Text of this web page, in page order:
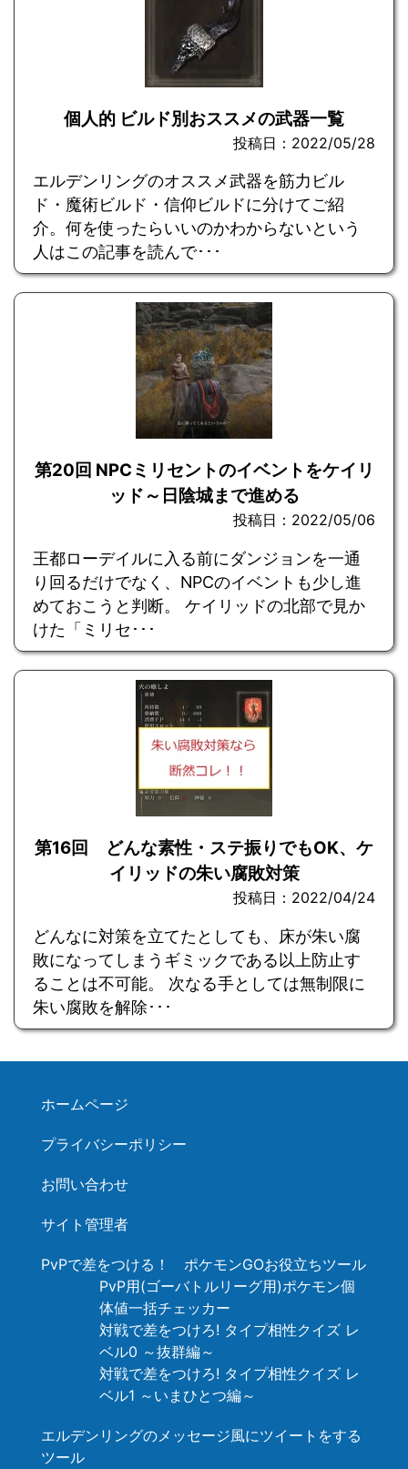
個人的 ビルド別おススメの武器一覧
投稿日：2022/05/28
エルデンリングのオススメ武器を筋力ビル
ド・魔術ビルド・信仰ビルドに分けてご紹
介。何を使ったらいいのかわからないという
人はこの記事を読んで･･･
第20回 NPCミリセントのイベントをケイリ
ッド～日陰城まで進める
投稿日：2022/05/06
王都ローデイルに入る前にダンジョンを一通
り回るだけでなく、NPCのイベントも少し進
めておこうと判断。 ケイリッドの北部で見か
けた「ミリセ･･･
第16回 どんな素性・ステ振りでもOK、ケ
イリッドの朱い腐敗対策
投稿日：2022/04/24
どんなに対策を立てたとしても、床が朱い腐
敗になってしまうギミックである以上防止す
ることは不可能。 次なる手としては無制限に
朱い腐敗を解除･･･
ホームページ
プライバシーポリシー
お問い合わせ
サイト管理者
PvPで差をつける！ ポケモンGOお役立ちツール
PvP用(ゴーバトルリーグ用)ポケモン個
体値一括チェッカー
対戦で差をつけろ! タイプ相性クイズ レ
ベル0 ～抜群編～
対戦で差をつけろ! タイプ相性クイズ レ
ベル1 ～いまひとつ編～
エルデンリングのメッセージ風にツイートをする
ツール